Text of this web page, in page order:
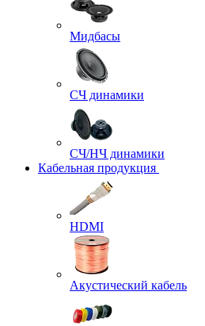
Мидбасы
СЧ динамики
СЧ/НЧ динамики
Кабельная продукция
HDMI
Акустический кабель